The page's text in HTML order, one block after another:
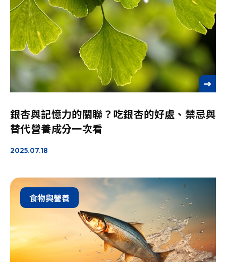
See more
銀杏與記憶力的關聯？吃銀杏的好處、禁忌與
替代營養成分一次看
2025.07.18
食物與營養